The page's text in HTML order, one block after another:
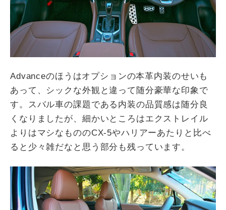
Advanceのほうはオプションの本革内装のせいも
あって、シックな外観と違って随分豪華な印象で
す。スバル車の課題である内装の品質感は随分良
くなりましたが、細かいところはエクストレイル
よりはマシなもののCX-5やハリアーあたりと比べ
ると少々雑だなと思う部分も残っています。